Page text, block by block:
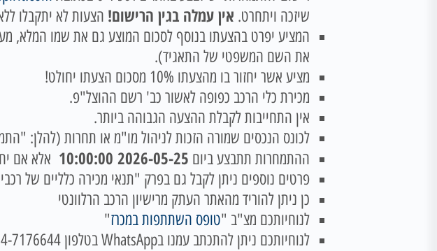
שיזכה ויתחרט. אין עמלה בגין הרישום! הצעות לא יתקבלו
המציע יפרט בהצעתו בנוסף לסכום המוצע גם את שמו המלא,
את השם המשפטי של התאגיד).
מציע אשר יחזור בו מהצעתו 10% מסכום הצעתו יחולט!
מכירת כלי הרכב כפופה לאשור כב' רשם ההוצל"פ.
אין התחייבות לקבלת ההצעה הגבוהה ביותר.
לכונס הנכסים שמורה הזכות לניהול מו"מ או תחרות (להלן:
ההתמחרות תתבצע ביום 2026-05-25 10:00:00
אלא אם
פרטים נוספים ניתן לקבל גם בפרק "תנאי מכירה כלליים של רכבים"
כן ניתן להוריד מהאתר העתק מרישיון הרכב הרלוונטי
לנוחיותכם מצ"ב "טופס השתתפות במכרז"
לנוחיותכם ניתן להתכתב עמנו בWhatsApp בטלפון 054-7176644